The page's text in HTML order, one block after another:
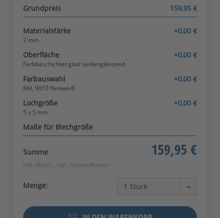
Farbbeschichtet Feinstruktur
matt
Grundpreis 159,95 €
Materialstärke +0,00 €
2 mm
Oberfläche +0,00 €
Farbbeschichtet glatt seidenglänzend
Farbauswahl +0,00 €
RAL 9010 Reinweiß
Lochgröße +0,00 €
5 x 5 mm
Maße für Blechgröße
Summe 159,95 €
inkl. MwSt., zzgl. Versandkosten
Menge: